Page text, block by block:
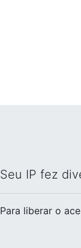
Seu IP fez
Para liberar o